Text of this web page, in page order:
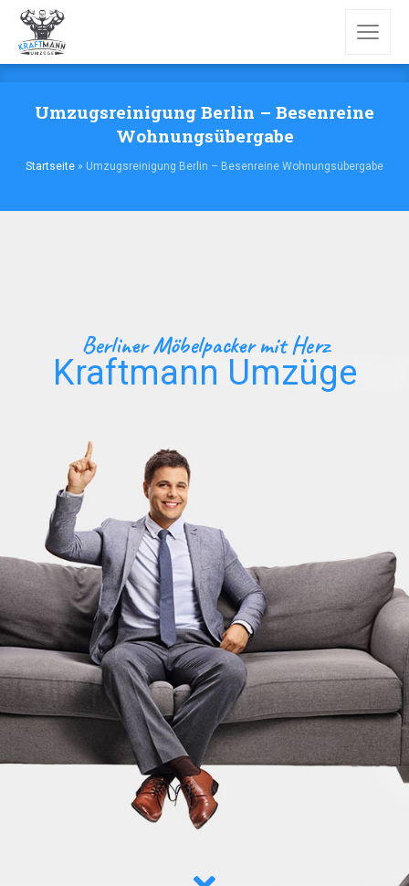
Umzugsreinigung Berlin – Besenreine
Wohnungsübergabe
Startseite » Umzugsreinigung Berlin – Besenreine Wohnungsübergabe
Berliner Möbelpacker mit Herz
Kraftmann Umzüge